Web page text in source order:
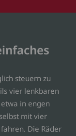
steuern zu
vier lenkbaren
in engen
mit vier
Die Räder